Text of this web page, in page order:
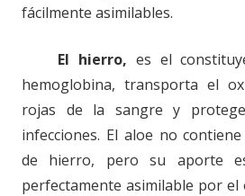
fácilmente asimilables.
El hierro, es el
hemoglobina, transporta el
rojas de la sangre y
infecciones. El aloe no
de hierro, pero su aporte
perfectamente asimilable por